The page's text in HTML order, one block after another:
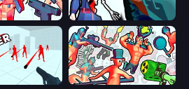
2 Sniper Shot: Bullet Time
Funny Shooter 2